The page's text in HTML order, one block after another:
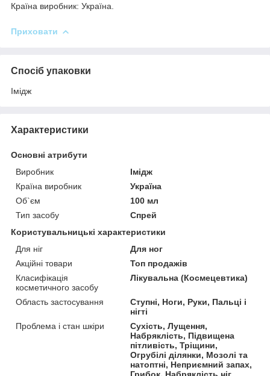
Країна виробник: Україна.
Приховати
Спосіб упаковки
Імідж
Характеристики
Основні атрибути
Виробник
Імідж
Країна виробник
Україна
Об`єм
100 мл
Тип засобу
Спрей
Користувальницькі характеристики
Для ніг
Для ног
Акційні товари
Топ продажів
Класифікація
косметичного засобу
Лікувальна (Космецевтика)
Область застосування
Ступні, Ноги, Руки, Пальці і
нігті
Проблема і стан шкіри
Сухість, Лущення,
Набряклість, Підвищена
пітливість, Тріщини,
Огрубілі ділянки, Мозолі та
натоптні, Неприємний запах,
Грибок, Набряклість ніг